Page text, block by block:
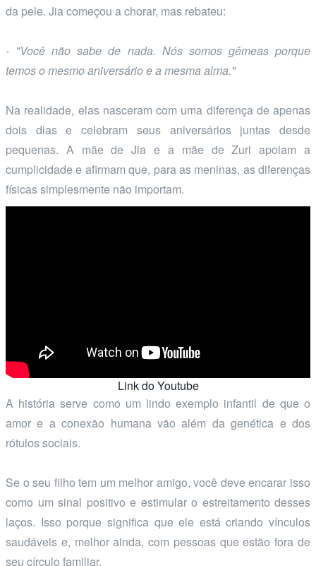
da pele. Jia começou a chorar, mas rebateu:
- "Você não sabe de nada. Nós somos gêmeas porque
temos o mesmo aniversário e a mesma alma."
Na realidade, elas nasceram com uma diferença de apenas
dois dias e celebram seus aniversários juntas desde
pequenas. A mãe de Jia e a mãe de Zuri apoiam a
cumplicidade e afirmam que, para as meninas, as diferenças
físicas simplesmente não importam.
Link do Youtube
A história serve como um lindo exemplo infantil de que o
amor e a conexão humana vão além da genética e dos
rótulos sociais.
Se o seu filho tem um melhor amigo, você deve encarar isso
como um sinal positivo e estimular o estreitamento desses
laços. Isso porque significa que ele está criando vínculos
saudáveis e, melhor ainda, com pessoas que estão fora de
seu círculo familiar.